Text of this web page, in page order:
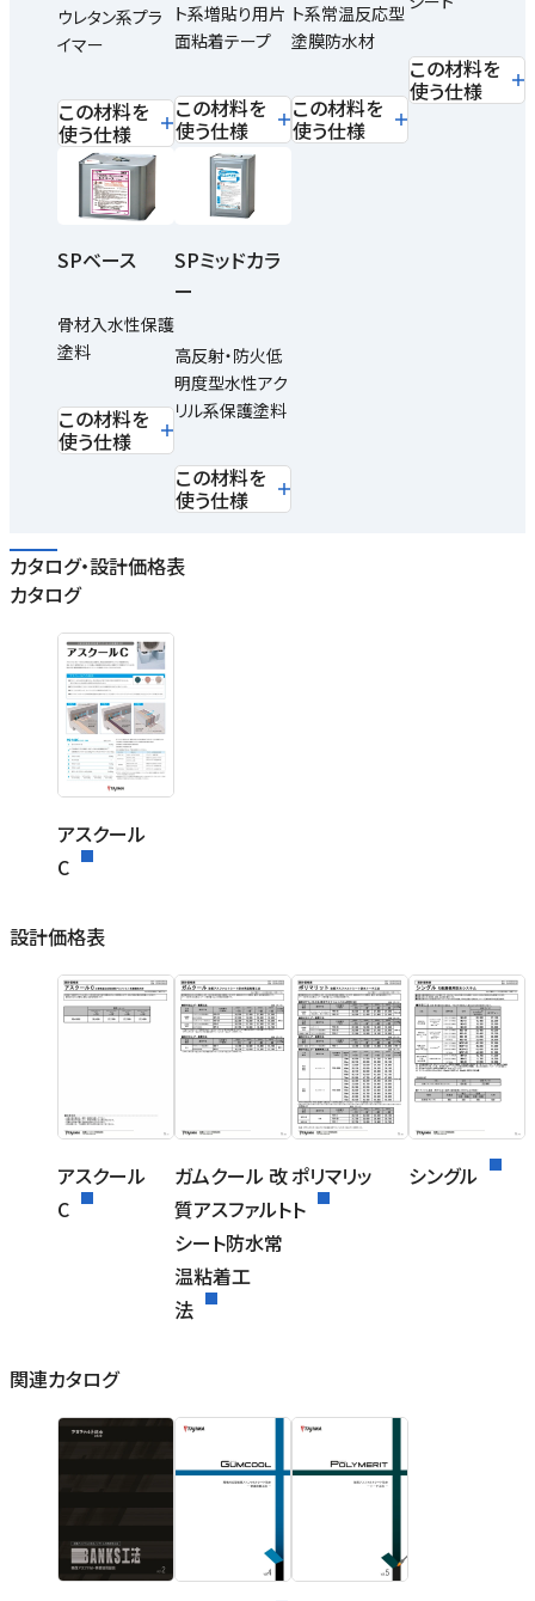
ウレタン系プラ
イマー
この材料を
使う仕様
ト系増貼り用片
面粘着テープ
この材料を
使う仕様
ト系常温反応型
塗膜防水材
この材料を
使う仕様
この材料を
使う仕様
SPベース
骨材入水性保護
塗料
この材料を
使う仕様
SPミッドカラ
ー
高反射・防火低
明度型水性アク
リル系保護塗料
この材料を
使う仕様
カタログ・設計価格表
カタログ
アスクール
C
設計価格表
アスクール
C
ガムクール 改
質アスファルト
シート防水常
温粘着工
法
ポリマリッ
ト
シングル
関連カタログ